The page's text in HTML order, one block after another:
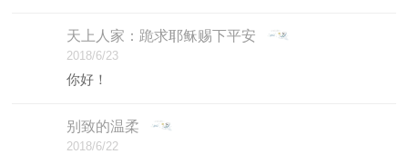
天上人家：跪求耶稣赐下平安
2018/6/23
你好！
别致的温柔
2018/6/22